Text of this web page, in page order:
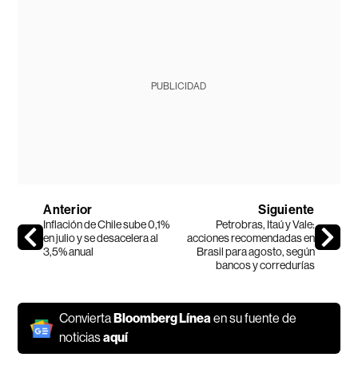
PUBLICIDAD
Anterior
Inflación de Chile sube 0,1%
en julio y se desacelera al
3,5% anual
Siguiente
Petrobras, Itaú y Vale:
acciones recomendadas en
Brasil para agosto, según
bancos y corredurías
Convierta Bloomberg Líneaen su fuente de
noticiasaquí